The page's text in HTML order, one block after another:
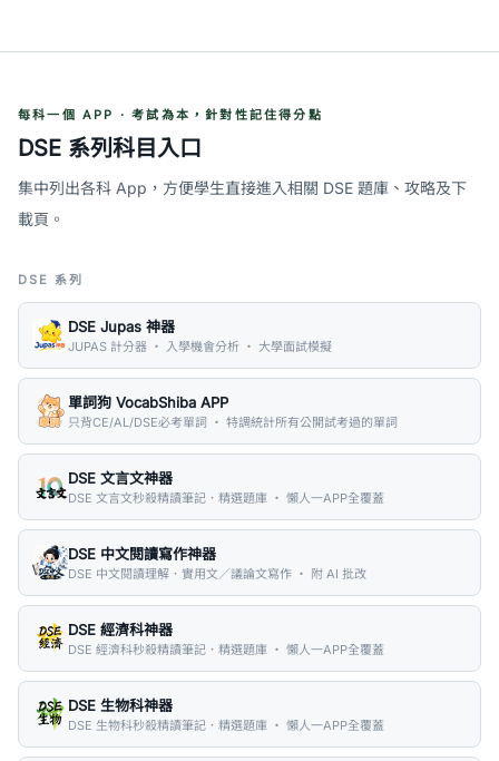
每科一個 APP · 考試為本，針對性記住得分點
DSE 系列科目入口
集中列出各科 App，方便學生直接進入相關 DSE 題庫、攻略及下
載頁。
DSE 系列
DSE Jupas 神器
JUPAS 計分器 ・ 入學機會分析 ・ 大學面試模擬
單詞狗 VocabShiba APP
只背CE/AL/DSE必考單詞 ・ 特調統計所有公開試考過的單詞
DSE 文言文神器
DSE 文言文秒殺精讀筆記．精選題庫 ・ 懶人一APP全覆蓋
DSE 中文閱讀寫作神器
DSE 中文閱讀理解．實用文／議論文寫作 ・ 附 AI 批改
DSE 經濟科神器
DSE 經濟科秒殺精讀筆記．精選題庫 ・ 懶人一APP全覆蓋
DSE 生物科神器
DSE 生物科秒殺精讀筆記．精選題庫 ・ 懶人一APP全覆蓋